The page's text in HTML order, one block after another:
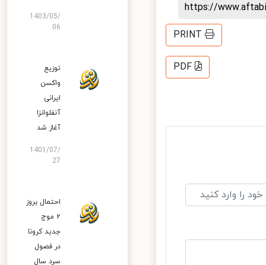
https://
PRINT
PDF
1403/05/
06
توزیع
واکسن
ایرانی
آنفلوانزا
آغاز شد
1401/07/
27
احتمال بروز
۲ موج
جدید کرونا
در فصول
سرد سال